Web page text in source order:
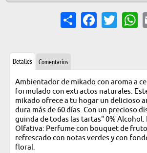
Share FacebookTwitter
Detalles Comentarios
Ambientador de mikado con aroma a
formulado con extractos naturales.
mikado ofrece a tu hogar un delicioso
dura más de 60 días. Con un precioso
guinda de todas las tartas" 0% Alcohol.
Olfativa: Perfume con bouquet de
refrescado con notas verdes y con
floral.